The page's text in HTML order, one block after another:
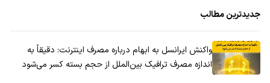
جدیدترین مطالب
واکنش ایرانسل به ابهام درباره مصرف اینترنت: دقیقاً به
اندازه مصرف ترافیک بین‌الملل از حجم بسته کسر می‌شود